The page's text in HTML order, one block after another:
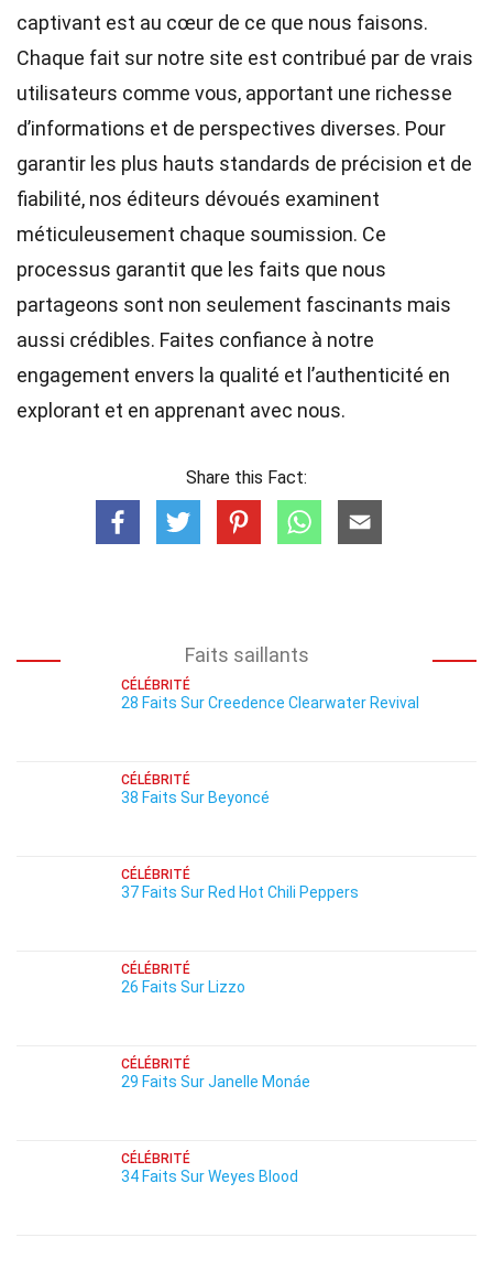
captivant est au cœur de ce que nous faisons.
Chaque fait sur notre site est contribué par de vrais
utilisateurs comme vous, apportant une richesse
d’informations et de perspectives diverses. Pour
garantir les plus hauts standards de précision et de
fiabilité, nos éditeurs dévoués examinent
méticuleusement chaque soumission. Ce
processus garantit que les faits que nous
partageons sont non seulement fascinants mais
aussi crédibles. Faites confiance à notre
engagement envers la qualité et l’authenticité en
explorant et en apprenant avec nous.
Share this Fact:
Faits saillants
CÉLÉBRITÉ
28 Faits Sur Creedence Clearwater Revival
CÉLÉBRITÉ
38 Faits Sur Beyoncé
CÉLÉBRITÉ
37 Faits Sur Red Hot Chili Peppers
CÉLÉBRITÉ
26 Faits Sur Lizzo
CÉLÉBRITÉ
29 Faits Sur Janelle Monáe
CÉLÉBRITÉ
34 Faits Sur Weyes Blood